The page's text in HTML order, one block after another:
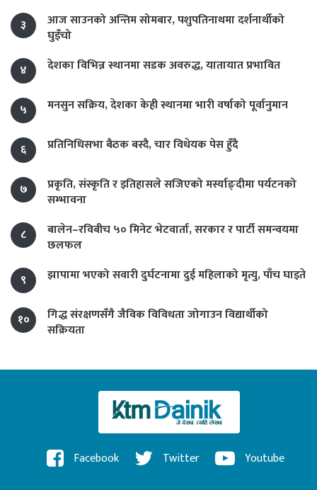
३
आज साउनको अन्तिम सोमबार, पशुपतिनाथमा दर्शनार्थीको
घुइँचो
४
देशका विभिन्न स्थानमा सडक अवरुद्ध, यातायात प्रभावित
५ मनसुन सक्रिय, देशका केही स्थानमा भारी वर्षाको पूर्वानुमान
६ प्रतिनिधिसभा बैठक बस्दै, चार विधेयक पेस हुँदै
७
प्रकृति, संस्कृति र इतिहासले सजिएको मर्स्याङ्दीमा पर्यटनको
सम्भावना
८
बालेन–रविबीच ५० मिनेट भेटवार्ता, सरकार र पार्टी समन्वयमा
छलफल
९
झापामा भएको सवारी दुर्घटनामा दुई महिलाको मृत्यु, पाँच घाइते
१०
गिद्ध संरक्षणसँगै जैविक विविधता जोगाउन विद्यार्थीको
सक्रियता
Facebook Twitter Youtube